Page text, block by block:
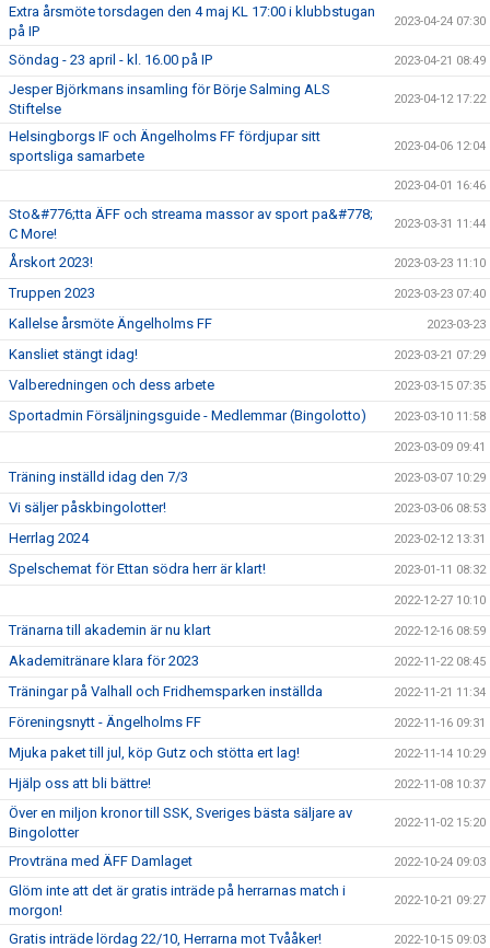
Extra årsmöte torsdagen den 4 maj KL 17:00 i klubbstugan
på IP
2023-04-24 07:30
Söndag - 23 april - kl. 16.00 på IP 2023-04-21 08:49
Jesper Björkmans insamling för Börje Salming ALS
Stiftelse
2023-04-12 17:22
Helsingborgs IF och Ängelholms FF fördjupar sitt
sportsliga samarbete
2023-04-06 12:04
2023-04-01 16:46
Sto&#776;tta ÄFF och streama massor av sport pa&#778;
C More!
2023-03-31 11:44
Årskort 2023! 2023-03-23 11:10
Truppen 2023 2023-03-23 07:40
Kallelse årsmöte Ängelholms FF 2023-03-23
Kansliet stängt idag! 2023-03-21 07:29
Valberedningen och dess arbete 2023-03-15 07:35
Sportadmin Försäljningsguide - Medlemmar (Bingolotto) 2023-03-10 11:58
2023-03-09 09:41
Träning inställd idag den 7/3 2023-03-07 10:29
Vi säljer påskbingolotter! 2023-03-06 08:53
Herrlag 2024 2023-02-12 13:31
Spelschemat för Ettan södra herr är klart! 2023-01-11 08:32
2022-12-27 10:10
Tränarna till akademin är nu klart 2022-12-16 08:59
Akademitränare klara för 2023 2022-11-22 08:45
Träningar på Valhall och Fridhemsparken inställda 2022-11-21 11:34
Föreningsnytt - Ängelholms FF 2022-11-16 09:31
Mjuka paket till jul, köp Gutz och stötta ert lag! 2022-11-14 10:29
Hjälp oss att bli bättre! 2022-11-08 10:37
Över en miljon kronor till SSK, Sveriges bästa säljare av
Bingolotter
2022-11-02 15:20
Provträna med ÄFF Damlaget 2022-10-24 09:03
Glöm inte att det är gratis inträde på herrarnas match i
morgon!
2022-10-21 09:27
Gratis inträde lördag 22/10, Herrarna mot Tvååker! 2022-10-15 09:03